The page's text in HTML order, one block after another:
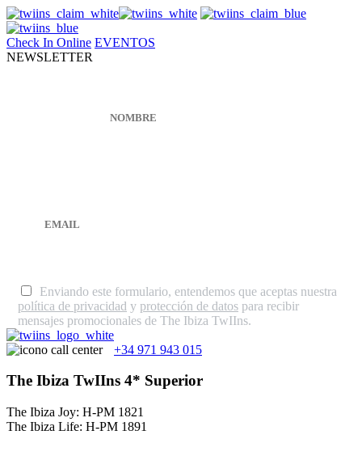
Check In Online EVENTOS
NEWSLETTER
Enviando este formulario, entendemos que aceptas nuestra
política de privacidad y protección de datos para recibir
mensajes promocionales de The Ibiza TwIIns.
+34 971 943 015
The Ibiza TwIIns 4* Superior
The Ibiza Joy: H-PM 1821
The Ibiza Life: H-PM 1891